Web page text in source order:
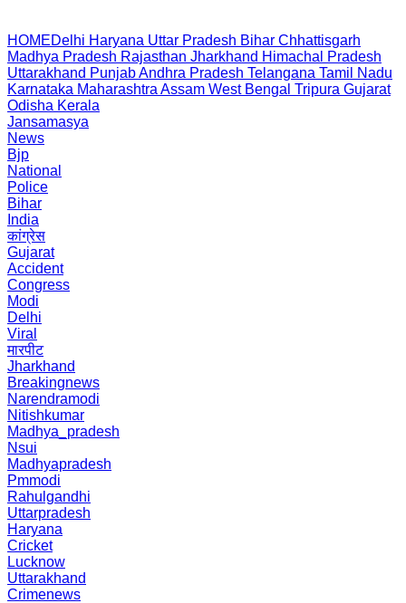
HOMEDelhi Haryana Uttar Pradesh Bihar Chhattisgarh
Madhya Pradesh Rajasthan Jharkhand Himachal Pradesh
Uttarakhand PunjabAndhra Pradesh Telangana Tamil Nadu
Karnataka Maharashtra Assam West Bengal Tripura Gujarat
Odisha Kerala
Jansamasya
News
Bjp
National
Police
Bihar
India
कांग्रेस
Gujarat
Accident
Congress
Modi
Delhi
Viral
मारपीट
Jharkhand
Breakingnews
Narendramodi
Nitishkumar
Madhya_pradesh
Nsui
Madhyapradesh
Pmmodi
Rahulgandhi
Uttarpradesh
Haryana
Cricket
Lucknow
Uttarakhand
Crimenews